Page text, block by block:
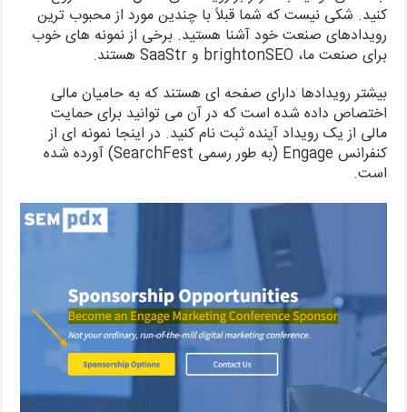
کنید. شکی نیست که شما قبلاً با چندین مورد از محبوب ترین
رویدادهای صنعت خود آشنا هستید. برخی از نمونه های خوب
برای صنعت ما، brightonSEO و SaaStr هستند.
بیشتر رویدادها دارای صفحه ای هستند که به حامیان مالی
اختصاص داده شده است که در آن می توانید برای حمایت
مالی از یک رویداد آینده ثبت نام کنید. در اینجا نمونه ای از
کنفرانس Engage (به طور رسمی SearchFest) آورده شده
است.